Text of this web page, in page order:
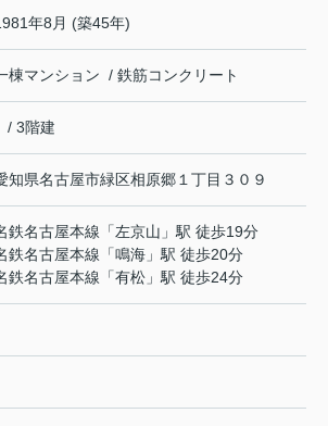
年8月 (築45年)
棟マンション / 鉄筋コンクリート
/ 3階建
知県名古屋市緑区相原郷 １丁目３０９
鉄名古屋本線 「左京山 」駅 徒歩19分
鉄名古屋本線 「鳴海 」駅 徒歩20分
鉄名古屋本線 「有松 」駅 徒歩24分